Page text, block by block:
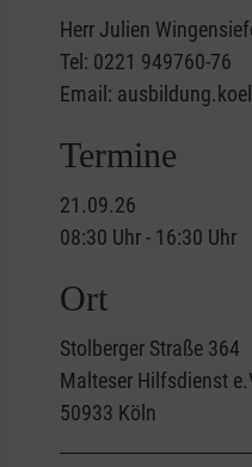
Herr Julien
Tel: 0221 949760-76
Email:
Termine
21.09.26
08:30 Uhr - 16:30 Uhr
Ort
Stolberger Straße 364
Malteser Hilfsdienst
50933 Köln